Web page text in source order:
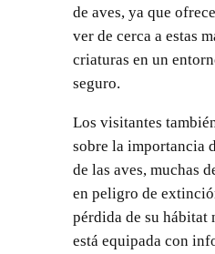
de aves, ya que
ver de cerca a estas
criaturas en un
seguro.
Los visitantes
sobre la importancia
de las aves, muchas
en peligro de
pérdida de su hábitat
está equipada con